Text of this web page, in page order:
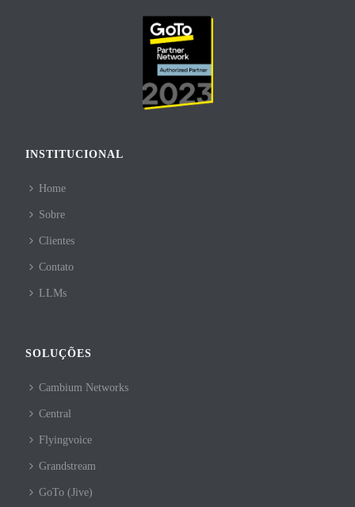
INSTITUCIONAL
Home
Sobre
Clientes
Contato
LLMs
SOLUÇÕES
Cambium Networks
Central
Flyingvoice
Grandstream
GoTo (Jive)